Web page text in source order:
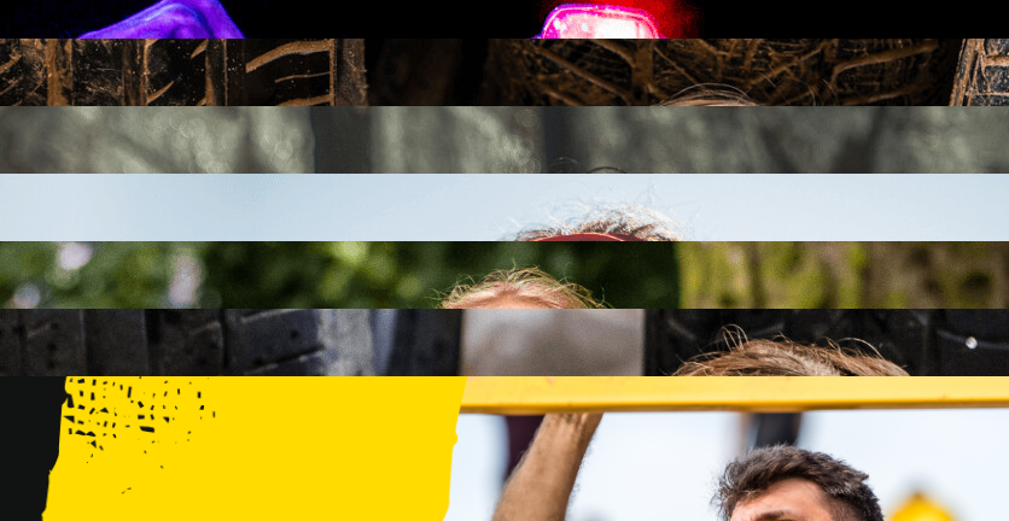
30 PRZESZKÓD
6 KM+
INTRO U-16
15 PRZESZKÓD
3 KM+
RUNMAGEDDON HARDCORE
70 PRZESZKÓD
21 KM+
FAMILY
15 PRZESZKÓD
2 KM+
KIDS
15 PRZESZKÓD
1 KM+
TRENINGI
WYDARZENIA
RUNMAGEDDON LUBLIN ZALEW ZEMBORZYCKI 22/23.08.2026
RUNMAGEDDON ERGO ARENA GDAŃSK/SOPOT 12/13.09.2026
RUNMAGEDDON KIDS: DEMO WARSZAWA 24/26.09.2026